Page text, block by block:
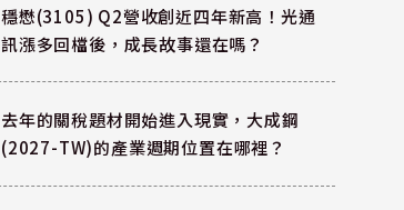
穩懋(3105) Q2營收創近四年新高！光通
訊漲多回檔後，成長故事還在嗎？
去年的關稅題材開始進入現實，大成鋼
(2027-TW)的產業週期位置在哪裡？